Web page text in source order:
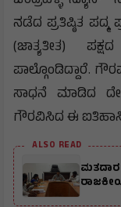
ನಡೆದ ಪ್ರತಿಷ್ಠಿತ ಪದ್ಮ
(ಜಾತ್ಯತೀತ)
ಪಾಲ್ಗೊಂಡಿದ್ದಾರೆ.
ಸಾಧನೆ ಮಾಡಿದ
ಗೌರವಿಸಿದ ಈ ಐತಿಹಾಸಿಕ
ALSO READ